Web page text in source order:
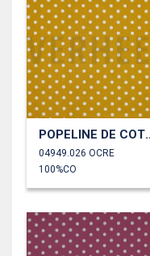
04949.026 OCRE
100%CO